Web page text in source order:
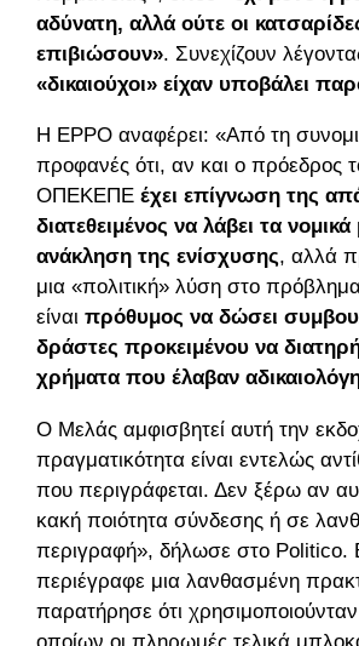
αδύνατη, αλλά ούτε οι
επιβιώσουν». Συνεχίζουν
«δικαιούχοι» είχαν υποβάλει
Η EPPO αναφέρει: «Από τη
προφανές ότι, αν και ο πρόεδρος
ΟΠΕΚΕΠΕ έχει επίγνωση της
διατεθειμένος να λάβει τα
ανάκληση της ενίσχυσης, αλλά
μια «πολιτική» λύση στο
είναι πρόθυμος να δώσει
δράστες προκειμένου να
χρήματα που έλαβαν
Ο Μελάς αμφισβητεί αυτή την
πραγματικότητα είναι εντελώς
που περιγράφεται. Δεν ξέρω αν
κακή ποιότητα σύνδεσης ή σε
περιγραφή», δήλωσε στο Politico.
περιέγραφε μια λανθασμένη
παρατήρησε ότι